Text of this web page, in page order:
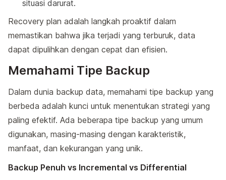
situasi darurat.
Recovery plan adalah langkah proaktif dalam
memastikan bahwa jika terjadi yang terburuk, data
dapat dipulihkan dengan cepat dan efisien.
Memahami Tipe Backup
Dalam dunia backup data, memahami tipe backup yang
berbeda adalah kunci untuk menentukan strategi yang
paling efektif. Ada beberapa tipe backup yang umum
digunakan, masing-masing dengan karakteristik,
manfaat, dan kekurangan yang unik.
Backup Penuh vs Incremental vs Differential